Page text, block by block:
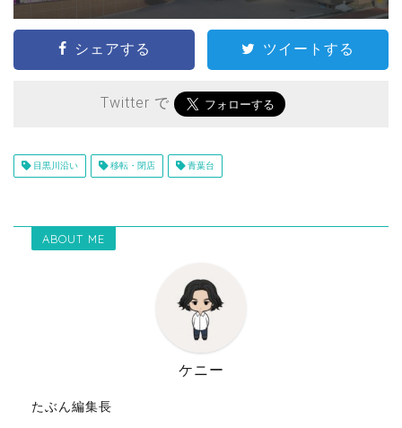
シェアする ツイートする
Twitter で
目黒川沿い 移転・閉店 青葉台
ABOUT ME
ケニー
たぶん編集長